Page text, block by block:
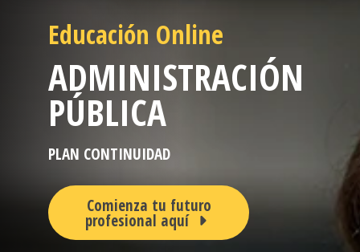
Educación Online
ADMINISTRACIÓN
PÚBLICA
PLAN CONTINUIDAD
Comienza tu futuro
profesional aquí